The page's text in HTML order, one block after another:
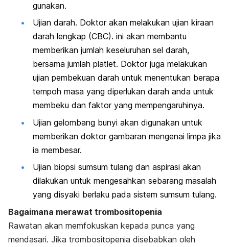
gunakan.
Ujian darah. Doktor akan melakukan ujian kiraan
darah lengkap (CBC). ini akan membantu
memberikan jumlah keseluruhan sel darah,
bersama jumlah platlet. Doktor juga melakukan
ujian pembekuan darah untuk menentukan berapa
tempoh masa yang diperlukan darah anda untuk
membeku dan faktor yang mempengaruhinya.
Ujian gelombang bunyi akan digunakan untuk
memberikan doktor gambaran mengenai limpa jika
ia membesar.
Ujian biopsi sumsum tulang dan aspirasi akan
dilakukan untuk mengesahkan sebarang masalah
yang disyaki berlaku pada sistem sumsum tulang.
Bagaimana merawat trombositopenia
Rawatan akan memfokuskan kepada punca yang
mendasari. Jika trombositopenia disebabkan oleh